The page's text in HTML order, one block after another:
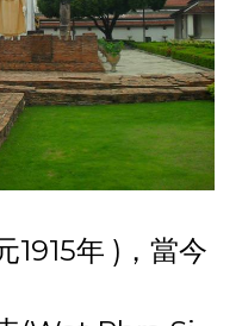
1915年 )，當今